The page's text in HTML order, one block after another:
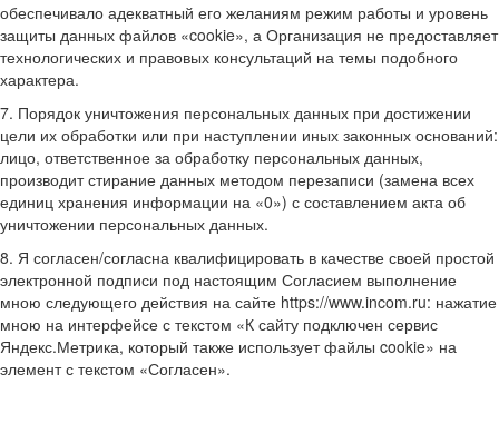
обеспечивало адекватный его желаниям режим работы и уровень
защиты данных файлов «cookie», а Организация не предоставляет
технологических и правовых консультаций на темы подобного
характера.
7. Порядок уничтожения персональных данных при достижении
цели их обработки или при наступлении иных законных оснований:
лицо, ответственное за обработку персональных данных,
производит стирание данных методом перезаписи (замена всех
единиц хранения информации на «0») с составлением акта об
уничтожении персональных данных.
8. Я согласен/согласна квалифицировать в качестве своей простой
электронной подписи под настоящим Согласием выполнение
мною следующего действия на сайте https://www.incom.ru: нажатие
мною на интерфейсе с текстом «К сайту подключен сервис
Яндекс.Метрика, который также использует файлы cookie» на
элемент с текстом «Согласен».